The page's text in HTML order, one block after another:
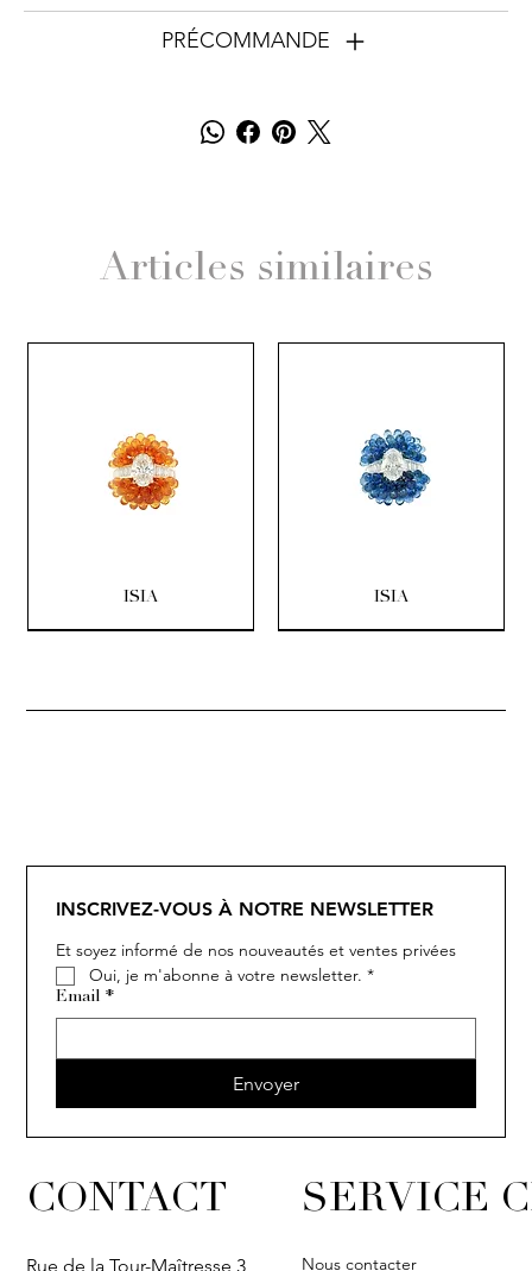
PRÉCOMMANDE
Articles similaires
ISIA ISIA
INSCRIVEZ-VOUS À NOTRE NEWSLETTER
Et soyez informé de nos nouveautés et ventes privées
Oui, je m'abonne à votre newsletter. *
Email *
Envoyer
CONTACT
Rue de la Tour-Maîtresse 3
SERVICE
Nous contacter